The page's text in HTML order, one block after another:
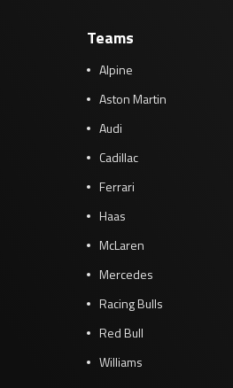
Teams
Alpine
Aston Martin
Audi
Cadillac
Ferrari
Haas
McLaren
Mercedes
Racing Bulls
Red Bull
Williams